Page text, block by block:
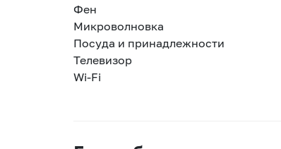
Фен
Микроволновка
Посуда и принадлежности
Телевизор
Wi-Fi